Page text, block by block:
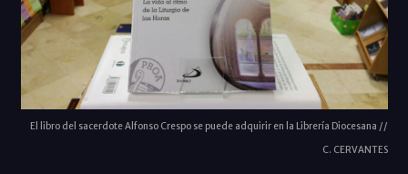
El libro del sacerdote Alfonso Crespo se puede adquirir en la Librería Diocesana //
C. CERVANTES